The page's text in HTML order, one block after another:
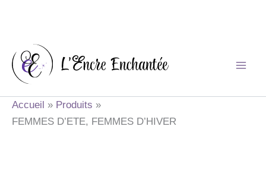
contenu
Accueil
Produits
FEMMES D’ETE, FEMMES D’HIVER